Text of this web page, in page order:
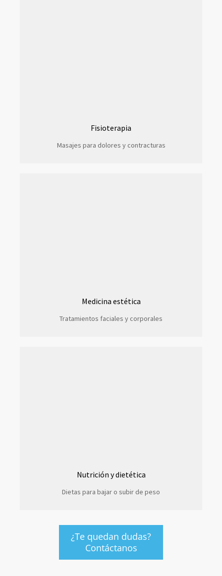
Fisioterapia
Masajes para dolores y contracturas
Medicina estética
Tratamientos faciales y corporales
Nutrición y dietética
Dietas para bajar o subir de peso
¿Te quedan dudas?
Contáctanos